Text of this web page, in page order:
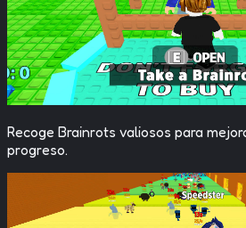
Recoge Brainrots valiosos para
progreso.